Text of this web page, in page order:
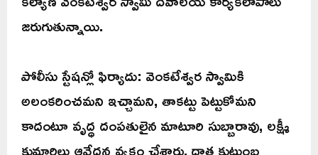
జరుగుతున్నాయి.
పోలీసు స్టేషన్లో ఫిర్యాదు: వెంకటేశ్వర స్వామికి
అలంకరించమని ఇచ్చామని, తాకట్టు పెట్టుకోమని
కాదంటూ వృద్ధ దంపతులైన మాటూరి సుబ్బారావు, లక్ష్మీ